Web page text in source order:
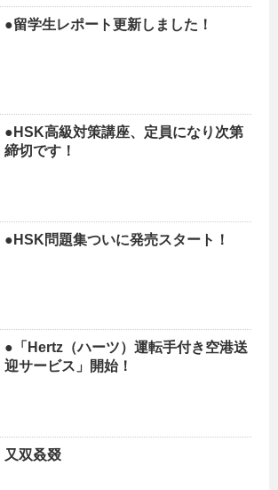
●留学生レポート更新しました！
●HSK高級対策講座、定員になり次第
締切です！
●HSK問題集ついに発売スタート！
●「Hertz（ハーツ）運転手付き空港送
迎サービス」開始！
又双叒叕